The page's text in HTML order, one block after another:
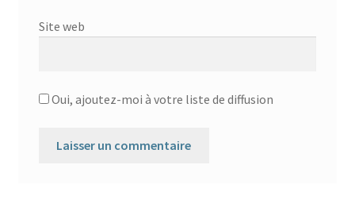
Site web
Oui, ajoutez-moi à votre liste de diffusion